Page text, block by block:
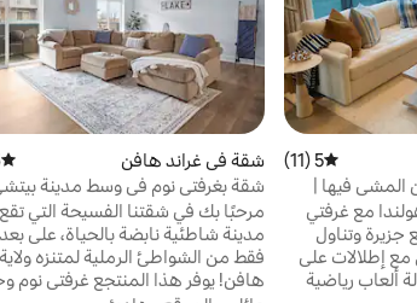
متوسط التقييم 5 من 5، 11 مراجعات
5 (11)
المشي فيها |
مع غرفتي
وتناول
إطلالات على
ألعاب رياضية
شقة في غراند هافن
شقة بغرفتي نوم في وسط مدينة
هافن
مرحبًا بك في شقتنا الفسيحة التي
مدينة شاطئية نابضة بالحياة، على
فقط من الشواطئ الرملية لمتنزه
هافن! يوفر هذا المنتجع غرفتي نوم